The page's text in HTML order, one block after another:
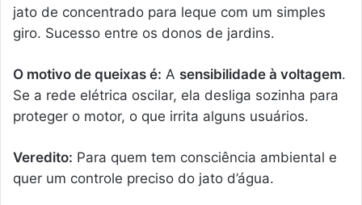
jato de concentrado para leque com um simples
giro. Sucesso entre os donos de jardins.
O motivo de queixas é: A sensibilidade à voltagem.
Se a rede elétrica oscilar, ela desliga sozinha para
proteger o motor, o que irrita alguns usuários.
Veredito: Para quem tem consciência ambiental e
quer um controle preciso do jato d’água.